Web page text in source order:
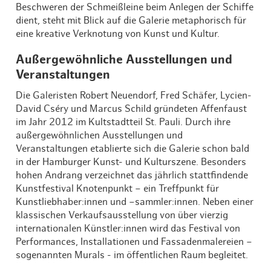
Beschweren der Schmeißleine beim Anlegen der Schiffe
dient, steht mit Blick auf die Galerie metaphorisch für
eine kreative Verknotung von Kunst und Kultur.
Außergewöhnliche Ausstellungen und
Veranstaltungen
Die Galeristen Robert Neuendorf, Fred Schäfer, Lycien-
David Cséry und Marcus Schild gründeten Affenfaust
im Jahr 2012 im Kultstadtteil St. Pauli. Durch ihre
außergewöhnlichen Ausstellungen und
Veranstaltungen etablierte sich die Galerie schon bald
in der Hamburger Kunst- und Kulturszene. Besonders
hohen Andrang verzeichnet das jährlich stattfindende
Kunstfestival Knotenpunkt – ein Treffpunkt für
Kunstliebhaber:innen und –sammler:innen. Neben einer
klassischen Verkaufsausstellung von über vierzig
internationalen Künstler:innen wird das Festival von
Performances, Installationen und Fassadenmalereien –
sogenannten Murals - im öffentlichen Raum begleitet.